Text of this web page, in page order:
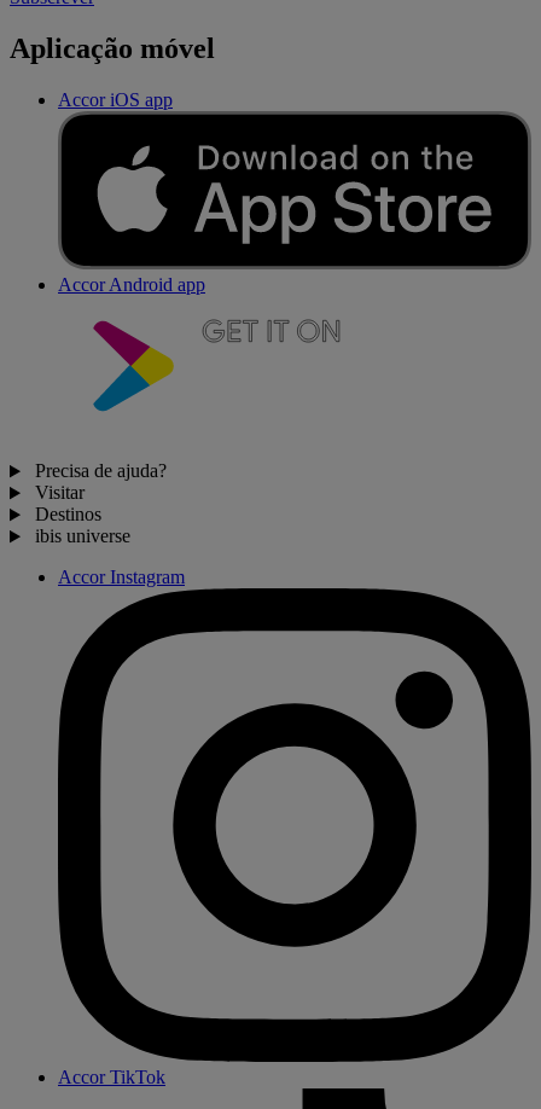
Aplicação móvel
Accor iOS app
Accor Android app
Precisa de ajuda?
Visitar
Destinos
ibis universe
Accor Instagram
Accor TikTok